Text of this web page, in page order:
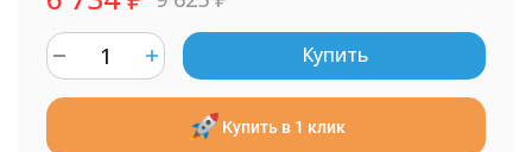
Купить
Купить в 1 клик